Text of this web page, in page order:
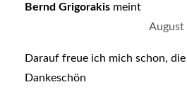
Bernd Grigorakis meint
August
Darauf freue ich mich schon,
Dankeschön